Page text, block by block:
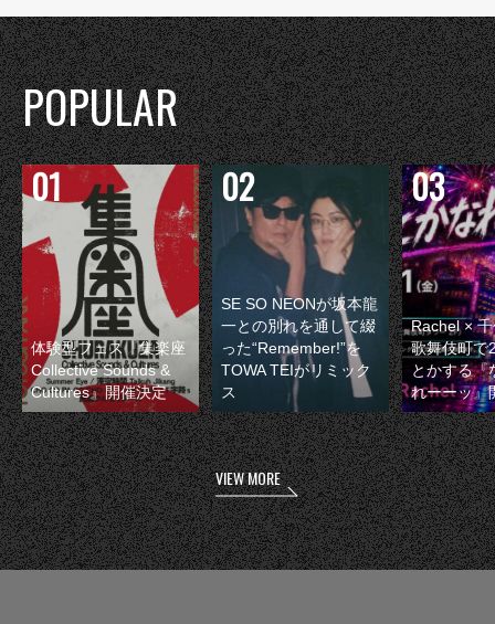
POPULAR
体験型フェス『集楽座
Collective Sounds &
Cultures』開催決定
SE SO NEONが坂本龍
一との別れを通して綴
った“Remember!”を
TOWA TEIがリミック
ス
Rachel ×
歌舞伎町で
とかする『
れーーッ』
VIEW MORE